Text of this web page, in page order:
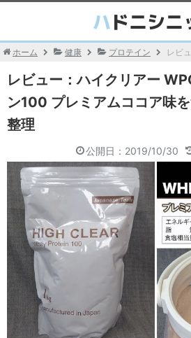
ホーム 健康 プロテイン レビ
レビュー：ハイクリアー
ン100 プレミアムココア味
整理
公開日：2019/10/30